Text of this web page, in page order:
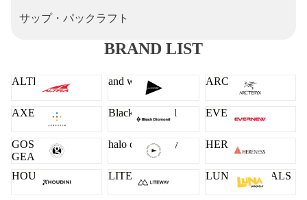
サップ・パックラフト
BRAND LIST
ALTRA and wander ARC'TERYX
AXESQUIN Black Diamond EVERNEW
GOSSAMER
GEAR
halo commodity HERENESS
HOUDINI LITEWAY LUNA SANDALS